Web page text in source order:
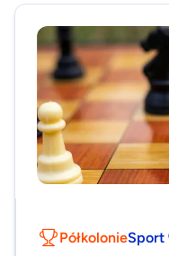
PółkolonieSport